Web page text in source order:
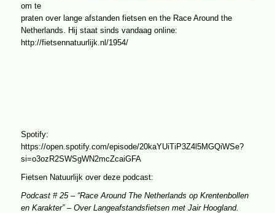
om te
praten over lange afstanden fietsen en the Race Around the
Netherlands. Hij staat sinds vandaag online:
http://fietsennatuurlijk.nl/1954/
Spotify:
https://open.spotify.com/episode/20kaYUiTiP3Z4l5MGQiWSe?
si=o3ozR2SWSgWN2mcZcaiGFA
Fietsen Natuurlijk over deze podcast:
Podcast # 25 – “Race Around The Netherlands op Krentenbollen
en Karakter” – Over Langeafstandsfietsen met Jair Hoogland.